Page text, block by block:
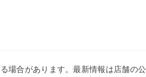
場合があります。最新情報は店舗の公